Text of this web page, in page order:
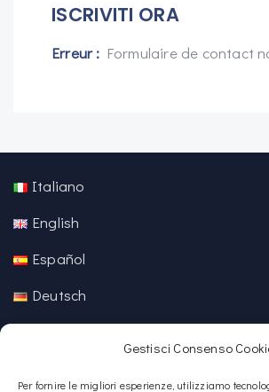
Gestisci Consenso
Per fornire le migliori esperienze, utilizziamo
ISCRIVITI ORA
Erreur : Formulaire de contact
Italiano
English
Español
Deutsch
中文 (中国)